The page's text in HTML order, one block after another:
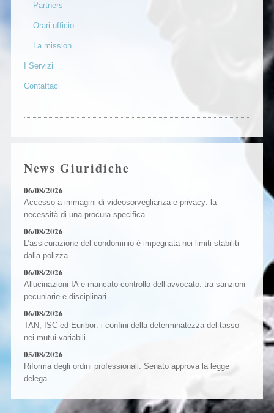
Partners
Orari ufficio
La mission
I Servizi
Contattaci
News Giuridiche
06/08/2026
Accesso a immagini di videosorveglianza e privacy: la
necessità di una procura specifica
06/08/2026
L’assicurazione del condominio è impegnata nei limiti stabiliti
dalla polizza
06/08/2026
Allucinazioni IA e mancato controllo dell’avvocato: tra sanzioni
pecuniarie e disciplinari
06/08/2026
TAN, ISC ed Euribor: i confini della determinatezza del tasso
nei mutui variabili
05/08/2026
Riforma degli ordini professionali: Senato approva la legge
delega